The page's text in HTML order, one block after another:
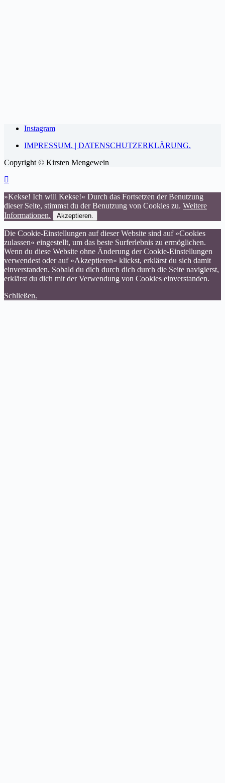
Instagram
IMPRESSUM. | DATENSCHUTZERKLÄRUNG.
Copyright © Kirsten Mengewein
»Kekse! Ich will Kekse!« Durch das Fortsetzen der Benutzung
dieser Seite, stimmst du der Benutzung von Cookies zu. Weitere
Informationen.
Akzeptieren.
Die Cookie-Einstellungen auf dieser Website sind auf »Cookies
zulassen« eingestellt, um das beste Surferlebnis zu ermöglichen.
Wenn du diese Website ohne Änderung der Cookie-Einstellungen
verwendest oder auf »Akzeptieren« klickst, erklärst du sich damit
einverstanden. Sobald du dich durch dich durch die Seite navigierst,
erklärst du dich mit der Verwendung von Cookies einverstanden.
Schließen.